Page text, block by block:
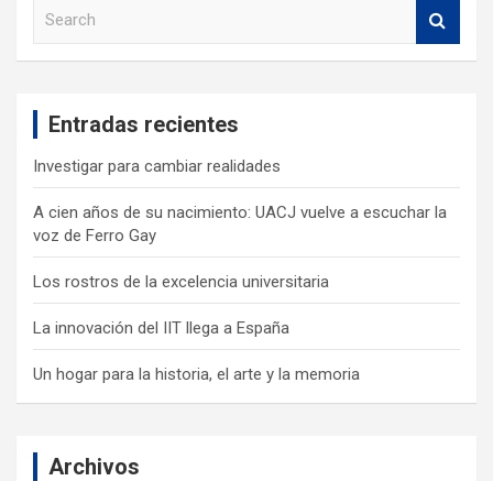
Entradas recientes
Investigar para cambiar realidades
A cien años de su nacimiento: UACJ vuelve a escuchar la
voz de Ferro Gay
Los rostros de la excelencia universitaria
La innovación del IIT llega a España
Un hogar para la historia, el arte y la memoria
Archivos